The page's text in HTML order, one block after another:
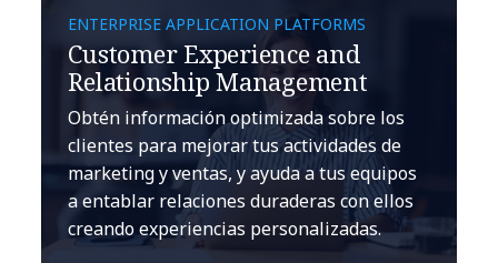
ENTERPRISE APPLICATION PLATFORMS
Customer Experience and
Relationship Management
Obtén información optimizada sobre los
clientes para mejorar tus actividades de
marketing y ventas, y ayuda a tus equipos
a entablar relaciones duraderas con ellos
creando experiencias personalizadas.